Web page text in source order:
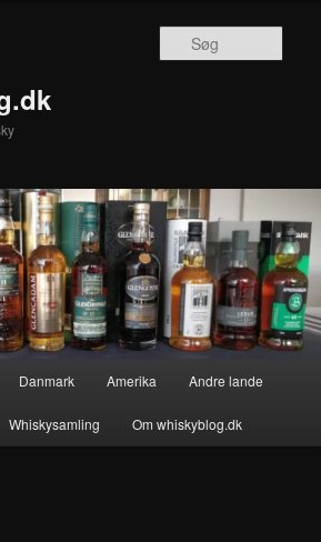
Danmark Amerika Andre lande
Whiskysamling Om whiskyblog.dk